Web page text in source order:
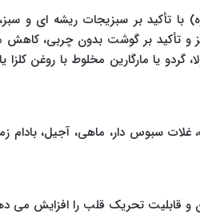
با تأکید بر سبزیجات ریشه ای و
مصرف کمتر گوشت قرمز و تأکید بر گوشت بدون چربی،
گردو یا مارگارین مخلوط با روغن کلزا
سبوس دار، ماهی، آجیل، بادام
قابلیت تحریک قلب را افزایش می